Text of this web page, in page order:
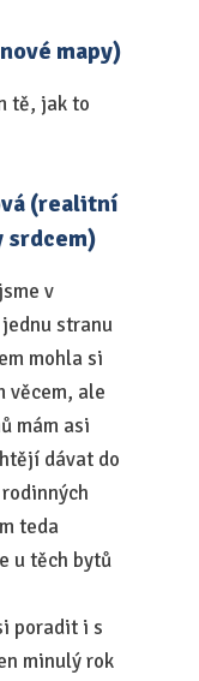
mapy)
tě, jak to
(realitní
srdcem)
v
stranu
mohla si
věcem, ale
mám asi
dávat do
teda
u těch bytů
poradit i s
minulý rok